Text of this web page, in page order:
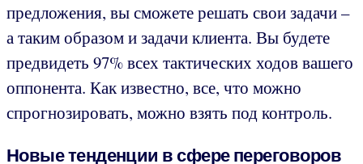
предложения, вы сможете решать свои задачи –
а таким образом и задачи клиента. Вы будете
предвидеть 97% всех тактических ходов вашего
оппонента. Как известно, все, что можно
спрогнозировать, можно взять под контроль.
Новые тенденции в сфере переговоров